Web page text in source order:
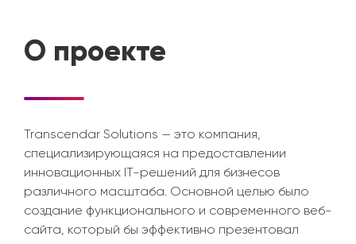
О проекте
Transcendar Solutions — это компания,
специализирующаяся на предоставлении
инновационных IT-решений для бизнесов
различного масштаба. Основной целью было
создание функционального и современного веб-
сайта, который бы эффективно презентовал